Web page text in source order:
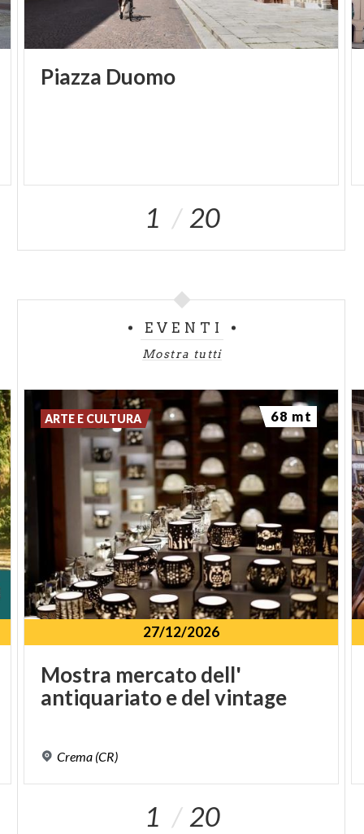
Piazza Duomo
1 20
EVENTI
Mostra tutti
27/12/2026
Mostra mercatodell'
antiquariatoedelvintage
Crema (CR)
ARTE E CULTURA 68 mt
1 20